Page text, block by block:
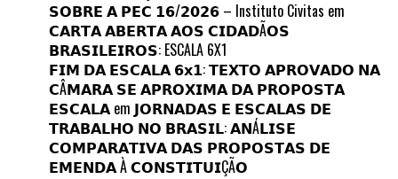
𝗦𝗢𝗕𝗥𝗘 𝗔 𝗣𝗘𝗖 𝟭𝟲/𝟮𝟬𝟮𝟲 – Instituto Civitas em
𝗖𝗔𝗥𝗧𝗔 𝗔𝗕𝗘𝗥𝗧𝗔 𝗔𝗢𝗦 𝗖𝗜𝗗𝗔𝗗Ã𝗢𝗦
𝗕𝗥𝗔𝗦𝗜𝗟𝗘𝗜𝗥𝗢𝗦: ESCALA 6X1
𝗙𝗜𝗠 𝗗𝗔 𝗘𝗦𝗖𝗔𝗟𝗔 𝟲𝘅𝟭: 𝗧𝗘𝗫𝗧𝗢 𝗔𝗣𝗥𝗢𝗩𝗔𝗗𝗢 𝗡𝗔
𝗖Â𝗠𝗔𝗥𝗔 𝗦𝗘 𝗔𝗣𝗥𝗢𝗫𝗜𝗠𝗔 𝗗𝗔 𝗣𝗥𝗢𝗣𝗢𝗦𝗧𝗔
𝗘𝗦𝗖𝗔𝗟𝗔em 𝗝𝗢𝗥𝗡𝗔𝗗𝗔𝗦 𝗘 𝗘𝗦𝗖𝗔𝗟𝗔𝗦 𝗗𝗘
𝗧𝗥𝗔𝗕𝗔𝗟𝗛𝗢 𝗡𝗢 𝗕𝗥𝗔𝗦𝗜𝗟: 𝗔𝗡Á𝗟𝗜𝗦𝗘
𝗖𝗢𝗠𝗣𝗔𝗥𝗔𝗧𝗜𝗩𝗔 𝗗𝗔𝗦 𝗣𝗥𝗢𝗣𝗢𝗦𝗧𝗔𝗦 𝗗𝗘
𝗘𝗠𝗘𝗡𝗗𝗔 À 𝗖𝗢𝗡𝗦𝗧𝗜𝗧𝗨𝗜ÇÃ𝗢